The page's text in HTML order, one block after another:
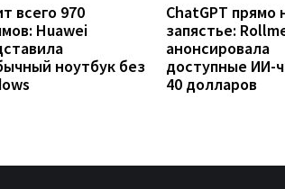
всего 970
Huawei
ноутбук без
ChatGPT прямо
запястье:
анонсировала
доступные ИИ-
40 долларов